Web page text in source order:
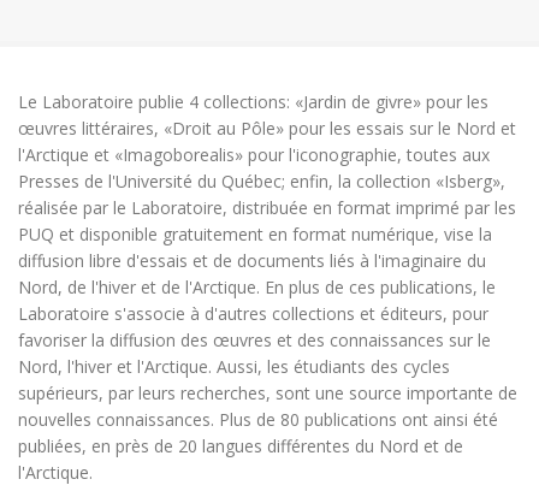
Le Laboratoire publie 4 collections: «Jardin de givre» pour les
œuvres littéraires, «Droit au Pôle» pour les essais sur le Nord et
l'Arctique et «Imagoborealis» pour l'iconographie, toutes aux
Presses de l'Université du Québec; enfin, la collection «Isberg»,
réalisée par le Laboratoire, distribuée en format imprimé par les
PUQ et disponible gratuitement en format numérique, vise la
diffusion libre d'essais et de documents liés à l'imaginaire du
Nord, de l'hiver et de l'Arctique. En plus de ces publications, le
Laboratoire s'associe à d'autres collections et éditeurs, pour
favoriser la diffusion des œuvres et des connaissances sur le
Nord, l'hiver et l'Arctique. Aussi, les étudiants des cycles
supérieurs, par leurs recherches, sont une source importante de
nouvelles connaissances. Plus de 80 publications ont ainsi été
publiées, en près de 20 langues différentes du Nord et de
l'Arctique.